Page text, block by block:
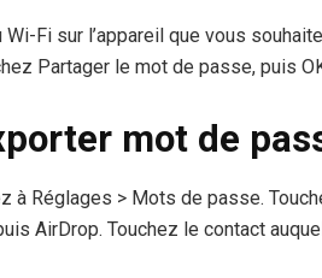
Fi sur l’appareil que vous
Partager le mot de passe, puis
mot de
à Réglages > Mots de passe.
AirDrop. Touchez le contact